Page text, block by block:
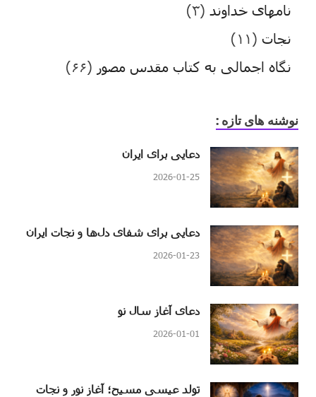
نامهای خداوند (۳)
نجات (۱۱)
نگاه اجمالی به کتاب مقدس مصور (۶۶)
نوشنه های تازه :
دعایی برای ایران
2026-01-25
دعایی برای شفای دل‌ها و نجات ایران
2026-01-23
دعای آغاز سال نو
2026-01-01
تولد عیسی مسیح؛ آغاز نور و نجات